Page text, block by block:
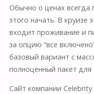
Обычно о ценах всегда
этого начать. В круизе
входит проживание и
за опцию “все
базовый вариант с
полноценный пакет для
Сайт компании Celebrity